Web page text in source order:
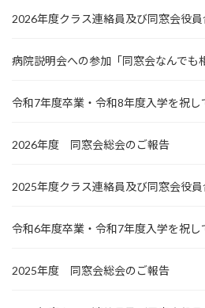
2026年度クラス連絡員及び同窓会役
病院説明会への参加「同窓会なんでも
令和7年度卒業・令和8年度入学を祝し
2026年度 同窓会総会のご報告
2025年度クラス連絡員及び同窓会役
令和6年度卒業・令和7年度入学を祝し
2025年度 同窓会総会のご報告